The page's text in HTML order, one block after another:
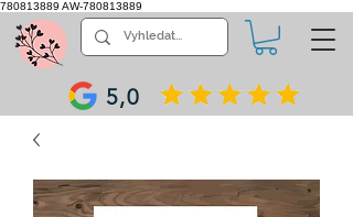
780813889 AW-780813889
5,0